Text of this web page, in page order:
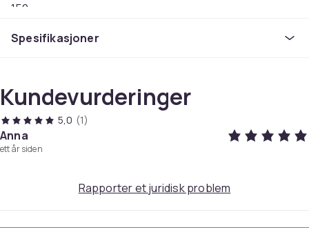
150
3.77
Produktsikkerhetsinformasjon
Spesifikasjoner
Kundevurderinger
5,0 (1)
Anna
ett år siden
Rapporter et juridisk problem